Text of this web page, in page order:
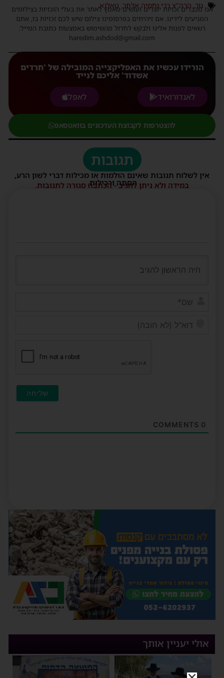
גור,הרה"צ רבי נחמיה אלתר, טאלנא
אנו מכבדים זכויות יוצרים ועושים מאמץ לאתר את בעלי הזכויות בצילומים
המגיעים לידינו. אם זיהיתים בפרסומינו צילום שיש לכם זכויות בו, אתם
רשאים לפנות אלינו ולבקש לחדול מהשימוש באמצעות כתובת המייל:
haredim.ashdod@gmail.com
הורידו עכשיו את האפליקצייה המובילה של 'חרדים
אשדוד' אליכם לנייד
לאנדורואיד
לאפל
להצטרפות לקבוצת העדכונים בוואטסאפ
תגובות
אין לשלוח תגובות שאינם הולמות או מכילות דברי לשון הרע,
הסתה ורכילות.
במידה ולא ניתן להגיב - הכתבה סגורה לתגובות.
0
אולי יעניין אותך